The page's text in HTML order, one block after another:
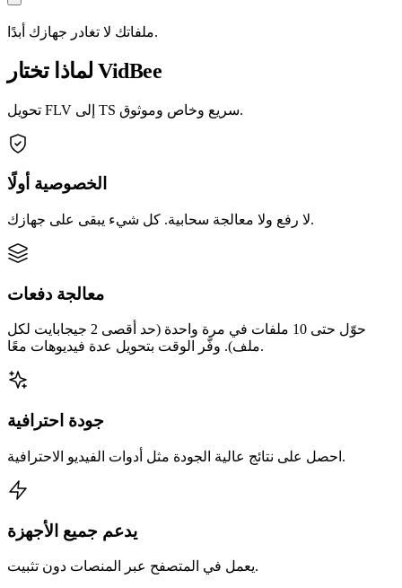
ملفاتك لا تغادر جهازك أبدًا.
لماذا تختار VidBee
تحويل FLV إلى TS سريع وخاص وموثوق.
الخصوصية أولًا
لا رفع ولا معالجة سحابية. كل شيء يبقى على جهازك.
معالجة دفعات
حوّل حتى 10 ملفات في مرة واحدة (حد أقصى 2 جيجابايت لكل
ملف). وفّر الوقت بتحويل عدة فيديوهات معًا.
جودة احترافية
احصل على نتائج عالية الجودة مثل أدوات الفيديو الاحترافية.
يدعم جميع الأجهزة
يعمل في المتصفح عبر المنصات دون تثبيت.